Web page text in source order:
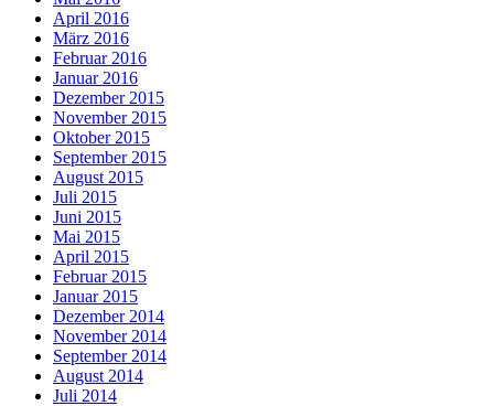
April 2016
März 2016
Februar 2016
Januar 2016
Dezember 2015
November 2015
Oktober 2015
September 2015
August 2015
Juli 2015
Juni 2015
Mai 2015
April 2015
Februar 2015
Januar 2015
Dezember 2014
November 2014
September 2014
August 2014
Juli 2014